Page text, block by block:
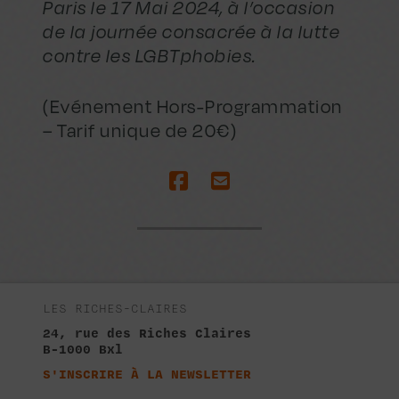
Paris le 17 Mai 2024, à l’occasion
de la journée consacrée à la lutte
contre les LGBTphobies.
(Evénement Hors-Programmation
– Tarif unique de 20€)
LES RICHES-CLAIRES
24, rue des Riches Claires
B-1000 Bxl
S'INSCRIRE À LA NEWSLETTER